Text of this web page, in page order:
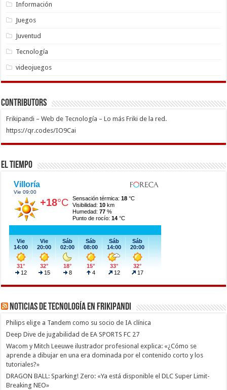
Información
Juegos
Juventud
Tecnología
videojuegos
Contributors
Frikipandi – Web de Tecnología – Lo más Friki de la red.
https://qr.codes/IO9Cai
El Tiempo
Noticias de Tecnología en Frikipandi
Philips elige a Tandem como su socio de IA clínica
Deep Dive de jugabilidad de EA SPORTS FC 27
Wacom y Mitch Leeuwe ilustrador profesional explica: «¿Cómo se
aprende a dibujar en una era dominada por el contenido corto y los
tutoriales?»
DRAGON BALL: Sparking! Zero: «Ya está disponible el DLC Super Limit-
Breaking NEO»